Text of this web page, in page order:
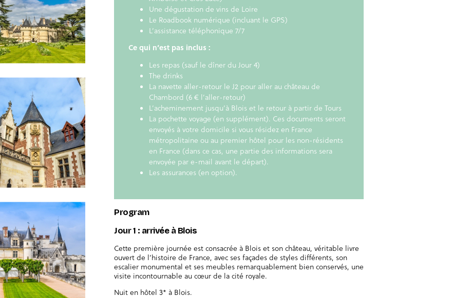
Une dégustation de vins de Loire
Le Roadbook numérique (incluant le GPS)
L’assistance téléphonique 7/7
Ce qui n’est pas inclus :
Les repas (sauf le dîner du Jour 4)
The drinks
La navette aller-retour le J2 pour aller au château de
Chambord (6 € l’aller-retour)
L’acheminement jusqu’à Blois et le retour à partir de Tours
La pochette voyage (en supplément). Ces documents seront
envoyés à votre domicile si vous résidez en France
métropolitaine ou au premier hôtel pour les non-résidents
en France (dans ce cas, une partie des informations sera
envoyée par e-mail avant le départ).
Les assurances (en option).
Program
Jour 1 : arrivée à Blois
Cette première journée est consacrée à Blois et son château, véritable livre
ouvert de l’histoire de France, avec ses façades de styles différents, son
escalier monumental et ses meubles remarquablement bien conservés, une
visite incontournable au cœur de la cité royale.
Nuit en hôtel 3* à Blois.